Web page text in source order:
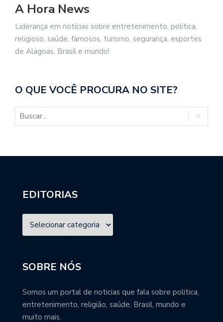
A Hora News
Liderança em notícias sobre entretenimento, politica,
religioso, saúde, famosos, turismo, segurança, esportes
de Alagoas, Brasil e mundo!
O QUE VOCÊ PROCURA NO SITE?
EDITORIAS
SOBRE NÓS
Somos um portal de noticias que fala sobre politica,
entretenimento, religião, saúde, Brasil, mundo e
muito mais.